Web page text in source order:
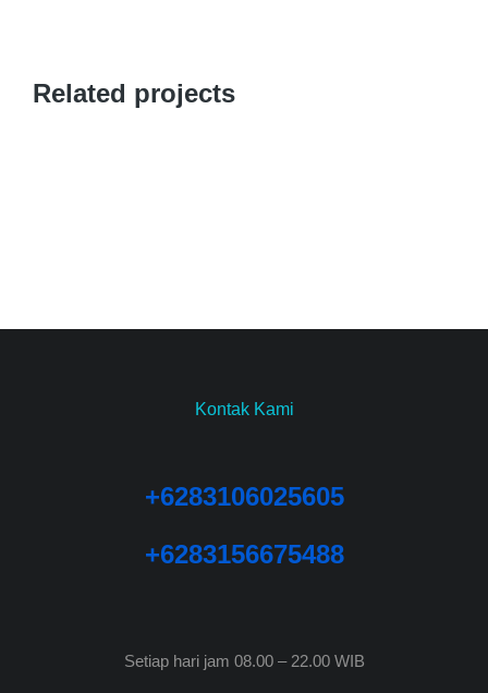
Related projects
Kontak Kami
+6283106025605
+6283156675488
Setiap hari jam 08.00 – 22.00 WIB